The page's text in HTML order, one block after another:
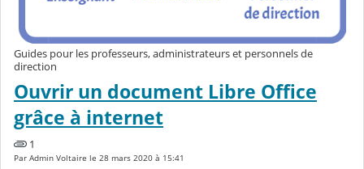
Guides pour les professeurs, administrateurs et personnels de
direction
Ouvrir un document Libre Office
grâce à internet
1
Par Admin Voltaire le 28 mars 2020 à 15:41